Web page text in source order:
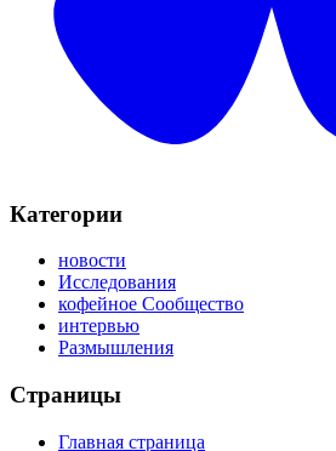
Категории
новости
Исследования
кофейное Сообщество
интервью
Размышления
Страницы
Главная страница